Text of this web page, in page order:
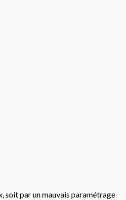
soit par un mauvais paramétrage